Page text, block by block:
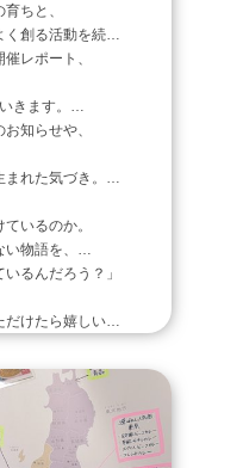
ちと、
く創る活動を続け
レポート、
きます。
知らせや、
れた気づき。
いるのか。
物語を、
るんだろう？」
だけたら嬉しいで